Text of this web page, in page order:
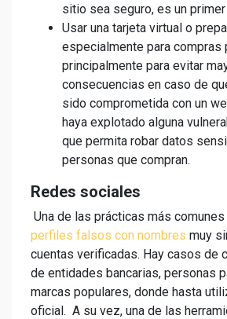
sitio sea seguro, es un
Usar una tarjeta virtual o
especialmente para compras
principalmente para evitar
consecuencias en caso de
sido comprometida con un
haya explotado alguna
que permita robar datos
personas que compran.
Redes sociales
Una de las prácticas más
perfiles falsos con nombres muy
cuentas verificadas. Hay casos de
de entidades bancarias, personas
marcas populares, donde hasta
oficial. A su vez, una de las